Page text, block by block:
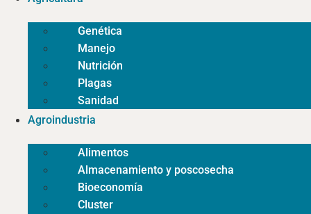
Genética
Manejo
Nutrición
Plagas
Sanidad
Agroindustria
Alimentos
Almacenamiento y poscosecha
Bioeconomía
Cluster